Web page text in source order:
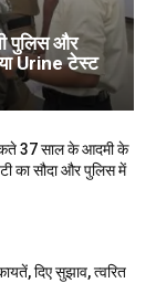
पुलिस और
Urine टेस्ट
37 साल के आदमी के
का सौदा और पुलिस में
दिए सुझाव, त्वरित